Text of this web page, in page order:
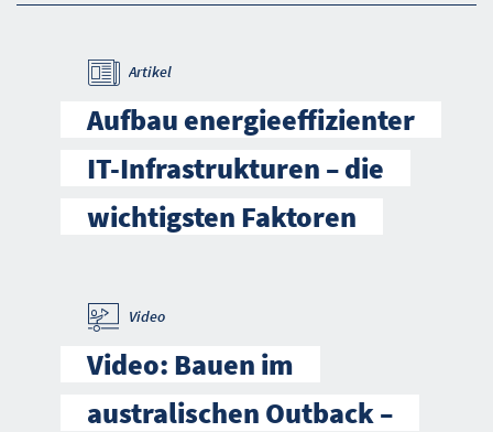
Artikel
Aufbau energieeffizienter
IT-Infrastrukturen – die
wichtigsten Faktoren
Video
Video: Bauen im
australischen Outback –